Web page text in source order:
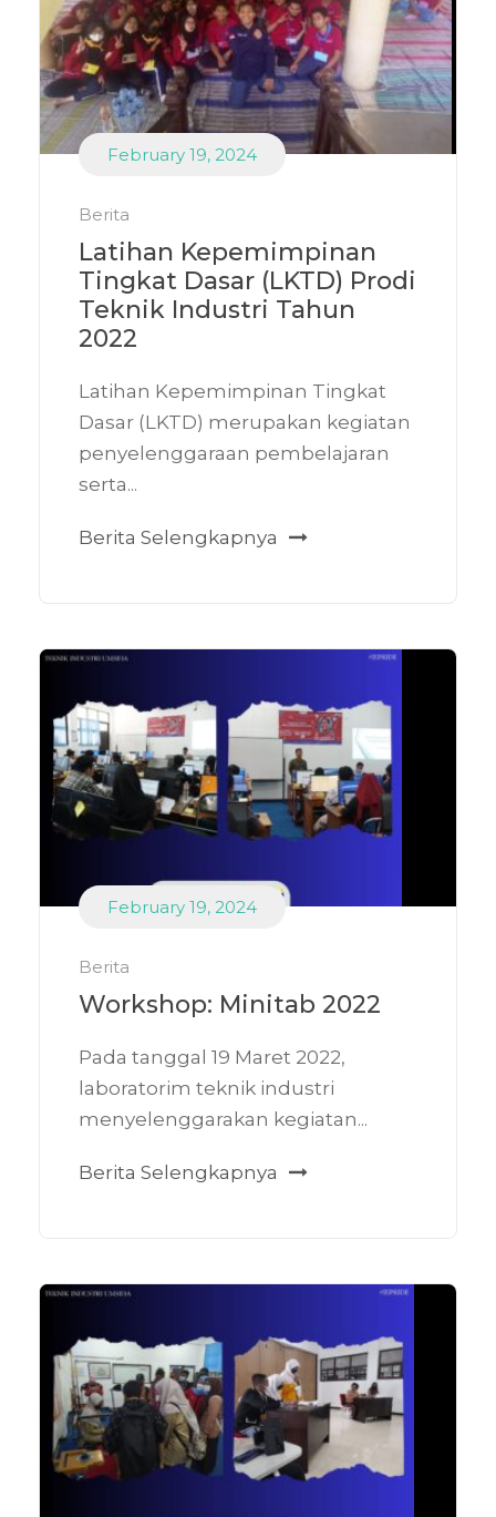
February 19, 2024
Berita
Latihan Kepemimpinan
Tingkat Dasar (LKTD) Prodi
Teknik Industri Tahun
2022
Latihan Kepemimpinan Tingkat
Dasar (LKTD) merupakan kegiatan
penyelenggaraan pembelajaran
serta...
Berita Selengkapnya
February 19, 2024
Berita
Workshop: Minitab 2022
Pada tanggal 19 Maret 2022,
laboratorim teknik industri
menyelenggarakan kegiatan...
Berita Selengkapnya